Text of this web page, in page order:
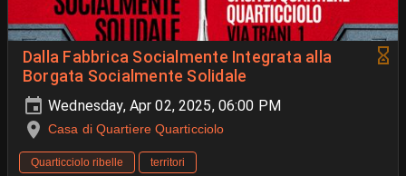
Dalla Fabbrica Socialmente Integrata alla
Borgata Socialmente Solidale
Wednesday, Apr 02, 2025, 06:00 PM
Casa di Quartiere Quarticciolo
Quarticciolo ribelle territori